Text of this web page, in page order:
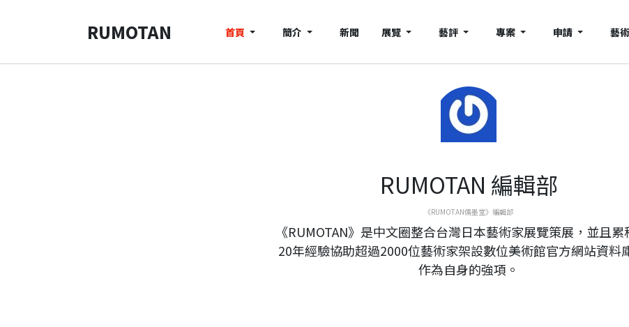
RUMOTAN 首頁 簡介 新聞 展覽 藝評 專案 申請 藝
RUMOTAN 編輯部
《RUMOTAN儒墨堂》編輯部
《RUMOTAN》是中文圈整合台灣日本藝術家展覽策展，並且累
20年經驗協助超過2000位藝術家架設數位美術館官方網站資料
作為自身的強項。